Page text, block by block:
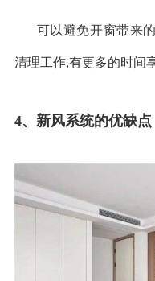
可以避免开窗带来
清理工作,有更多的时间
4、新风系统的优缺点